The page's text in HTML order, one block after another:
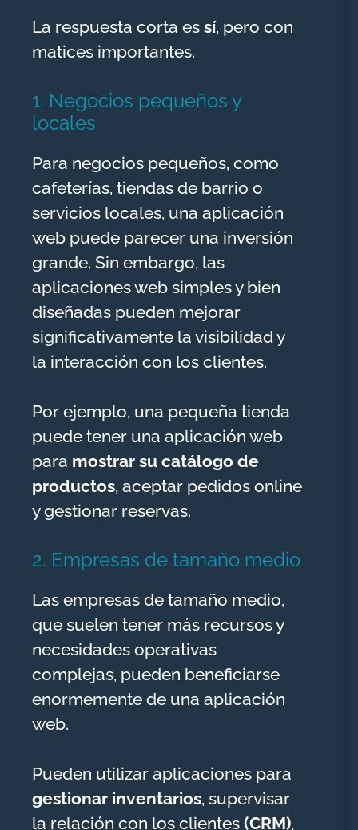
La respuesta corta es sí, pero con
matices importantes.
1. Negocios pequeños y
locales
Para negocios pequeños, como
cafeterías, tiendas de barrio o
servicios locales, una aplicación
web puede parecer una inversión
grande. Sin embargo, las
aplicaciones web simples y bien
diseñadas pueden mejorar
significativamente la visibilidad y
la interacción con los clientes.
Por ejemplo, una pequeña tienda
puede tener una aplicación web
para mostrar su catálogo de
productos, aceptar pedidos online
y gestionar reservas.
2. Empresas de tamaño medio
Las empresas de tamaño medio,
que suelen tener más recursos y
necesidades operativas
complejas, pueden beneficiarse
enormemente de una aplicación
web.
Pueden utilizar aplicaciones para
gestionar inventarios, supervisar
la relación con los clientes (CRM),